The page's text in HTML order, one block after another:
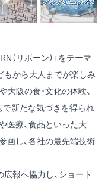
（リボーン）」をテーマ
どもから大人までが楽しみ
阪の食・文化の体験、
で新たな気づきを得られ
医療、食品といった大
画し、各社の最先端技術
報へ協力し、ショート